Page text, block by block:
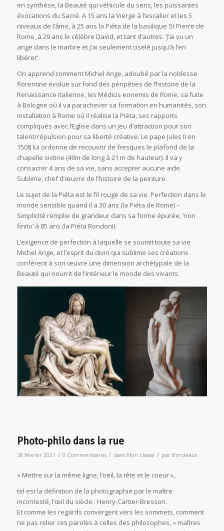
en synthèse, la Beauté qui véhicule du sens, les puissantes
évocations du Sacré. A 15 ans la Vierge à l’escalier et les 5
niveaux de l’âme, à 25 ans la Piéta de la basilique St Pierre de
Rome, à 29 ans le célèbre David, et tant d’autres. ‘J’ai vu un
ange dans le marbre et j’ai seulement ciselé jusqu’à l’en
libérer’.
On apprend comment Michel Ange, adoubé par la noblesse
florentine évolue sur fond des péripéties de l’histoire de la
Renaissance italienne, les Médicis ennemis de Rome, sa fuite
à Bologne où il va parachever sa formation en humanités, son
installation à Rome où il réalise la Piéta, ses rapports
compliqués avec l’Eglise dans un jeu d’attraction pour son
talent/répulsion pour sa liberté créative. Le pape Jules II en
1508 lui ordonne de recouvrir de fresques le plafond de la
chapelle sixtine (40m de long à 21 m de hauteur). Il va y
consacrer 4 ans de sa vie, sans accepter aucune aide.
Sublime, chef d’œuvre de l’histoire de la peinture.
Le sujet de la Piéta est le fil rouge de sa vie. Perfection dans le
monde sensible quand il a 30 ans (la Piéta de Rome) –
Simplicité remplie de grandeur dans sa forme épurée, ‘non
finito’ à 85 ans (la Piéta Rondoni).
L’exigence de perfection à laquelle se soumit toute sa vie
Michel Ange, et l’esprit du divin qui sublime ses créations
confèrent à son œuvre une dimension archétypale de la
Beauté qui nourrit de l’intérieur le monde des vivants.
Photo-philo dans la rue
28 février 2021 / 0 Commentaires / dans Non classé / par Bordeaux
« Mettre sur la même ligne, l’oeil, la tête et le coeur »,
tel est la définition de la photographie par le maître
incontesté, l’œil du siècle : Henry-Cartier-Bresson.
Et comme les regards convergent vers les sommets, comment
ne pas relier ces paroles à celles des philosophes, « maîtres